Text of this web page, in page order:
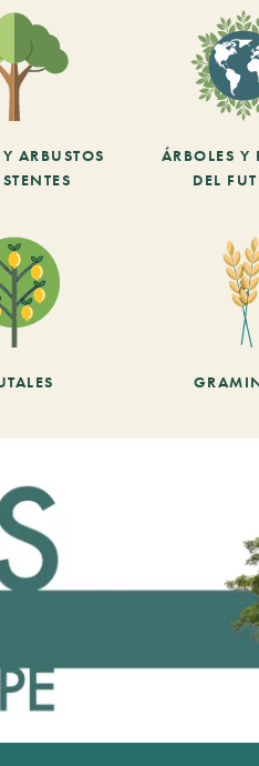
ARBUSTOS
ÁRBOLES Y
DEL